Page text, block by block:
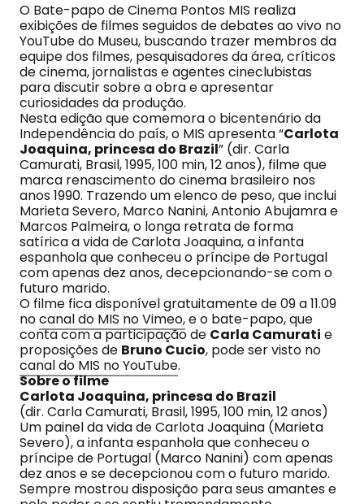
O Bate-papo de Cinema Pontos MIS realiza
exibições de filmes seguidos de debates ao vivo no
YouTube do Museu, buscando trazer membros da
equipe dos filmes, pesquisadores da área, críticos
de cinema, jornalistas e agentes cineclubistas
para discutir sobre a obra e apresentar
curiosidades da produção.
Nesta edição que comemora o bicentenário da
Independência do país, o MIS apresenta “Carlota
Joaquina, princesa do Brazil” (dir. Carla
Camurati, Brasil, 1995, 100 min, 12 anos), filme que
marca renascimento do cinema brasileiro nos
anos 1990. Trazendo um elenco de peso, que inclui
Marieta Severo, Marco Nanini, Antonio Abujamra e
Marcos Palmeira, o longa retrata de forma
satírica a vida de Carlota Joaquina, a infanta
espanhola que conheceu o príncipe de Portugal
com apenas dez anos, decepcionando-se com o
futuro marido.
O filme fica disponível gratuitamente de 09 a 11.09
nocanal do MIS no Vimeo,e o bate-papo, que
conta com a participação de Carla Camurati e
proposições de Bruno Cucio, pode ser visto no
canal do MIS no YouTube.
Sobre o filme
Carlota Joaquina, princesa do Brazil
(dir. Carla Camurati, Brasil, 1995, 100 min, 12 anos)
Um painel da vida de Carlota Joaquina (Marieta
Severo), a infanta espanhola que conheceu o
príncipe de Portugal (Marco Nanini) com apenas
dez anos e se decepcionou com o futuro marido.
Sempre mostrou disposição para seus amantes e